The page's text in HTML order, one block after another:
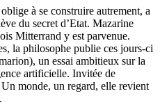
à se construire autrement, a
du secret d’Etat. Mazarine
Mitterrand y est parvenue.
la philosophe publie ces jours-ci
un essai ambitieux sur la
artificielle. Invitée de
monde, un regard, elle revient